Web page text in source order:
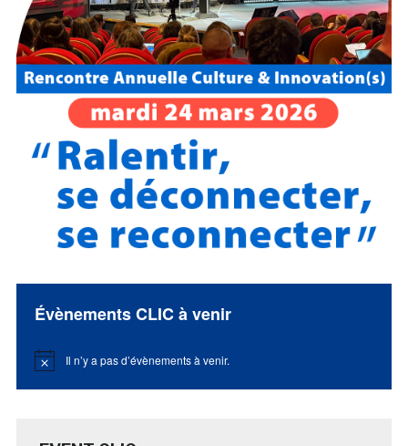
Évènements CLIC à venir
Notice Il n’y a pas d’évènements à venir.